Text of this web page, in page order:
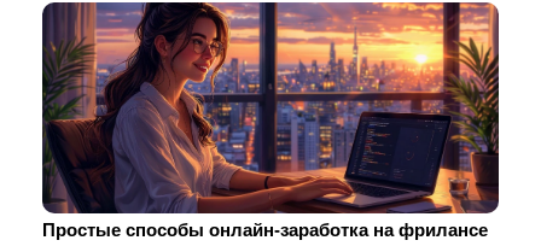
Простые способы онлайн-заработка на фрилансе